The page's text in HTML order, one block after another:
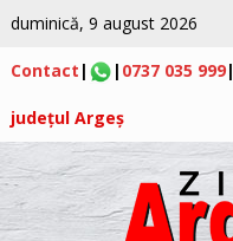
duminică, 9 august 2026
Contact | | 0737 035 999|
județul Argeș